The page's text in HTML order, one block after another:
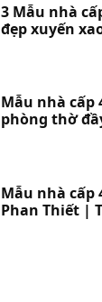
3 Mẫu nhà
đẹp xuyến
Mẫu nhà cấp
phòng thờ
Mẫu nhà cấp
Phan Thiết |